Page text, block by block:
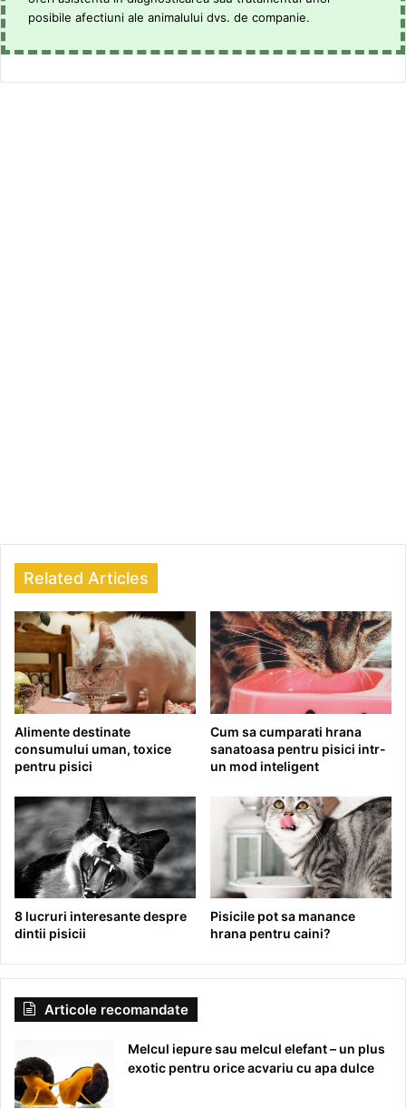
posibile afectiuni ale animalului dvs. de companie.
Related Articles
Alimente destinate
consumului uman, toxice
pentru pisici
Cum sa cumparati hrana
sanatoasa pentru pisici intr-
un mod inteligent
8 lucruri interesante despre
dintii pisicii
Pisicile pot sa manance
hrana pentru caini?
Articole recomandate
Melcul iepure sau melcul elefant – un plus
exotic pentru orice acvariu cu apa dulce